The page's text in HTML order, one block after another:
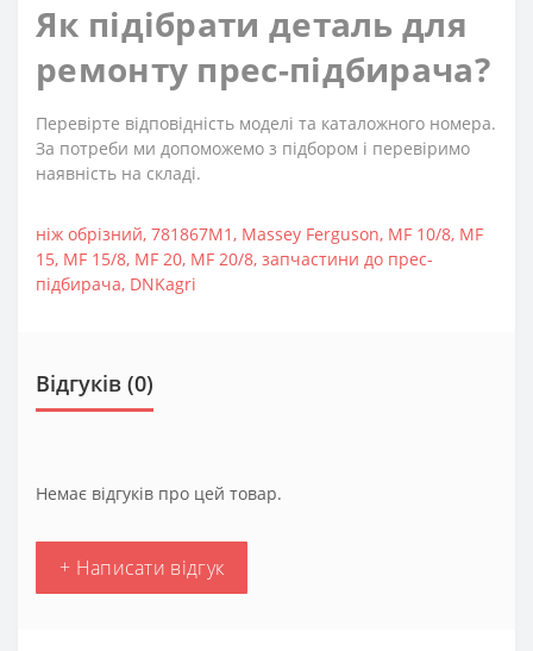
Як підібрати деталь для
ремонту прес-підбирача?
Перевірте відповідність моделі та каталожного номера.
За потреби ми допоможемо з підбором і перевіримо
наявність на складі.
ніж обрізний, 781867M1, Massey Ferguson, MF 10/8, MF
15, MF 15/8, MF 20, MF 20/8, запчастини до прес-
підбирача, DNKagri
Відгуків (0)
Немає відгуків про цей товар.
+ Написати відгук